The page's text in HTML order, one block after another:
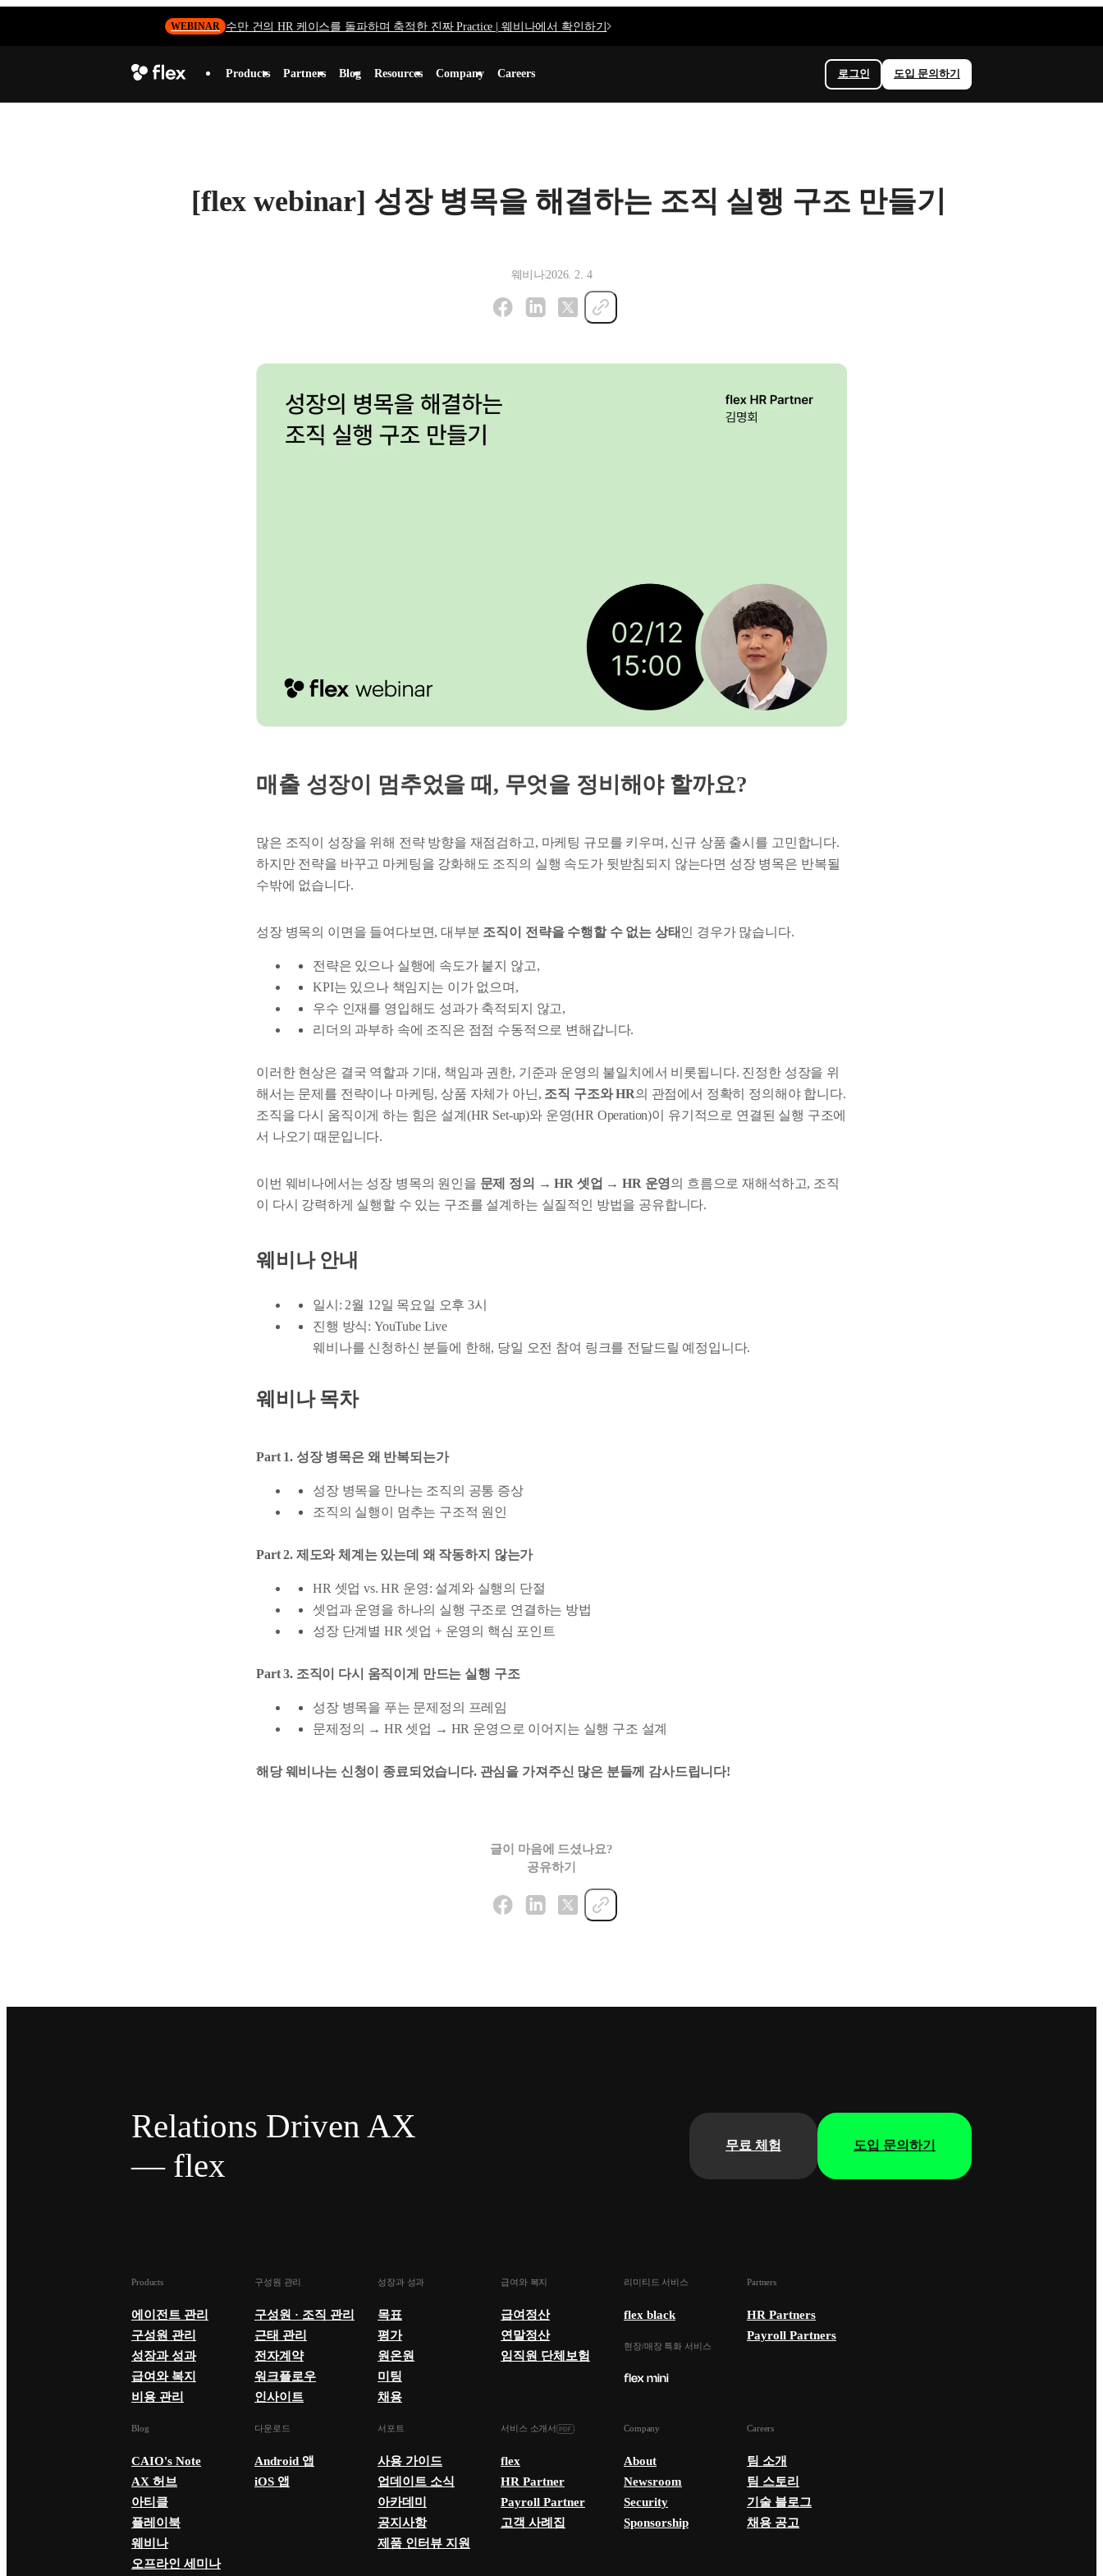
WEBINAR 수만 건의 HR 케이스를 돌파하며 축적한 진짜 Practice | 웨비나에서 확인하기
Products Partners Blog Resources Company Careers 로그인 도입 문의하기
[flex webinar] 성장 병목을 해결하는 조직 실행 구조 만들기
웨비나2026. 2. 4
매출 성장이 멈추었을 때, 무엇을 정비해야 할까요?
많은 조직이 성장을 위해 전략 방향을 재점검하고, 마케팅 규모를 키우며, 신규 상품 출시를 고민합니다.
하지만 전략을 바꾸고 마케팅을 강화해도 조직의 실행 속도가 뒷받침되지 않는다면 성장 병목은 반복될
수밖에 없습니다.
성장 병목의 이면을 들여다보면, 대부분 조직이 전략을 수행할 수 없는 상태 인 경우가 많습니다.
전략은 있으나 실행에 속도가 붙지 않고,
KPI는 있으나 책임지는 이가 없으며,
우수 인재를 영입해도 성과가 축적되지 않고,
리더의 과부하 속에 조직은 점점 수동적으로 변해갑니다.
이러한 현상은 결국 역할과 기대, 책임과 권한, 기준과 운영의 불일치에서 비롯됩니다. 진정한 성장을 위
해서는 문제를 전략이나 마케팅, 상품 자체가 아닌, 조직 구조와 HR의 관점에서 정확히 정의해야 합니다.
조직을 다시 움직이게 하는 힘은 설계(HR Set-up)와 운영(HR Operation)이 유기적으로 연결된 실행 구조에
서 나오기 때문입니다.
이번 웨비나에서는 성장 병목의 원인을 문제 정의 → HR 셋업 → HR 운영의 흐름으로 재해석하고, 조직
이 다시 강력하게 실행할 수 있는 구조를 설계하는 실질적인 방법을 공유합니다.
웨비나 안내
일시: 2월 12일 목요일 오후 3시
진행 방식: YouTube Live
웨비나를 신청하신 분들에 한해, 당일 오전 참여 링크를 전달드릴 예정입니다.
웨비나 목차
Part 1. 성장 병목은 왜 반복되는가
성장 병목을 만나는 조직의 공통 증상
조직의 실행이 멈추는 구조적 원인
Part 2. 제도와 체계는 있는데 왜 작동하지 않는가
HR 셋업 vs. HR 운영: 설계와 실행의 단절
셋업과 운영을 하나의 실행 구조로 연결하는 방법
성장 단계별 HR 셋업 + 운영의 핵심 포인트
Part 3. 조직이 다시 움직이게 만드는 실행 구조
성장 병목을 푸는 문제정의 프레임
문제정의 → HR 셋업 → HR 운영으로 이어지는 실행 구조 설계
해당 웨비나는 신청이 종료되었습니다. 관심을 가져주신 많은 분들께 감사드립니다!
글이 마음에 드셨나요?
공유하기
Relations Driven AX
— flex
무료 체험 도입 문의하기
Products
에이전트 관리
구성원 관리
성장과 성과
급여와 복지
비용 관리
구성원 관리
구성원 · 조직 관리
근태 관리
전자계약
워크플로우
인사이트
성장과 성과
목표
평가
원온원
미팅
채용
급여와 복지
급여정산
연말정산
임직원 단체보험
리미티드 서비스
flex black
현장/매장 특화 서비스
Partners
HR Partners
Payroll Partners
Blog
CAIO's Note
AX 허브
아티클
플레이북
웨비나
오프라인 세미나
다운로드
Android 앱
iOS 앱
서포트
사용 가이드
업데이트 소식
아카데미
공지사항
제품 인터뷰 지원
서비스 소개서
flex
HR Partner
Payroll Partner
고객 사례집
Company
About
Newsroom
Security
Sponsorship
Careers
팀 소개
팀 스토리
기술 블로그
채용 공고